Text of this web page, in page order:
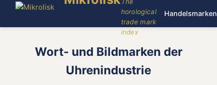
horological
trade mark
index
Handelsmarken
Wort- und Bildmarken der
Uhrenindustrie